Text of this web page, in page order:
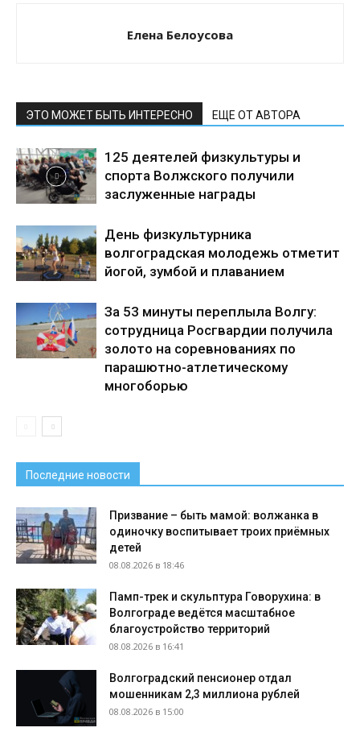
Елена Белоусова
ЭТО МОЖЕТ БЫТЬ ИНТЕРЕСНО ЕЩЕ ОТ АВТОРА
125 деятелей физкультуры и
спорта Волжского получили
заслуженные награды
День физкультурника
волгоградская молодежь отметит
йогой, зумбой и плаванием
За 53 минуты переплыла Волгу:
сотрудница Росгвардии получила
золото на соревнованиях по
парашютно-атлетическому
многоборью
Последние новости
Призвание – быть мамой: волжанка в
одиночку воспитывает троих приёмных
детей
08.08.2026 в 18:46
Памп-трек и скульптура Говорухина: в
Волгограде ведётся масштабное
благоустройство территорий
08.08.2026 в 16:41
Волгоградский пенсионер отдал
мошенникам 2,3 миллиона рублей
08.08.2026 в 15:00